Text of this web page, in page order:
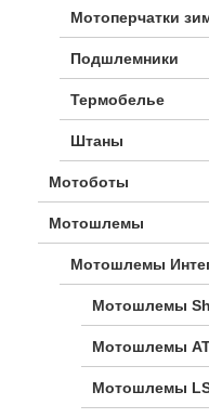
Мотоперчатки
Подшлемники
Термобелье
Штаны
Мотоботы
Мотошлемы
Мотошлемы
Мотошлемы
Мотошлемы
Мотошлемы